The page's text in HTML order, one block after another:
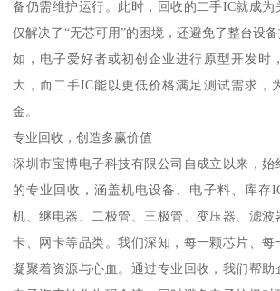
备仍需维护运行。此时，回收的二手IC就成为
仅解决了“无芯可用”的困境，还避免了整台设
如，电子爱好者或初创企业进行原型开发时
大，而二手IC能以更低价格满足测试需求，
金。
专业回收，创造多赢价值
深圳市宝博电子科技有限公司自成立以来，始
的专业回收，涵盖机电设备、电子料、库存
机、继电器、二极管、三极管、变压器、滤波
卡、网卡等品类。我们深知，每一颗芯片、每
凝聚着资源与心血。通过专业回收，我们帮助